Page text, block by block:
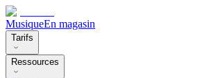
MusiqueEn magasin
Tarifs
Ressources